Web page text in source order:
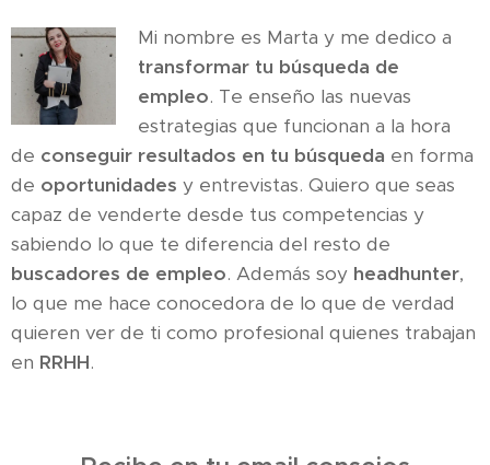
Mi nombre es Marta y me dedico a
transformar tu búsqueda de
empleo. Te enseño las nuevas
estrategias que funcionan a la hora
de conseguir resultados en tu búsqueda en forma
de oportunidades y entrevistas. Quiero que seas
capaz de venderte desde tus competencias y
sabiendo lo que te diferencia del resto de
buscadores de empleo. Además soy headhunter,
lo que me hace conocedora de lo que de verdad
quieren ver de ti como profesional quienes trabajan
en RRHH.